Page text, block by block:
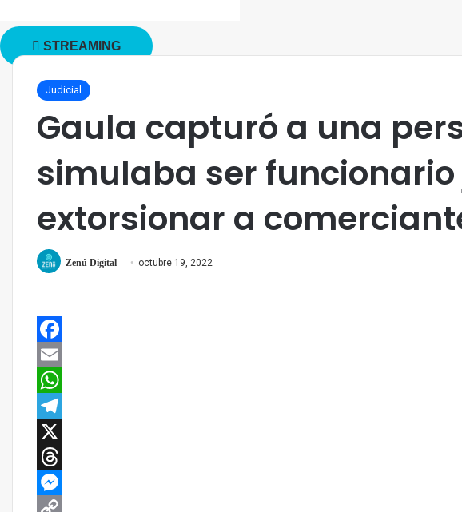
STREAMING
Judicial
Gaula capturó a una
simulaba ser
extorsionar a
Zenú Digital octubre 19, 2022
Facebook
Email
WhatsApp
Telegram
X
Threads
Messenger